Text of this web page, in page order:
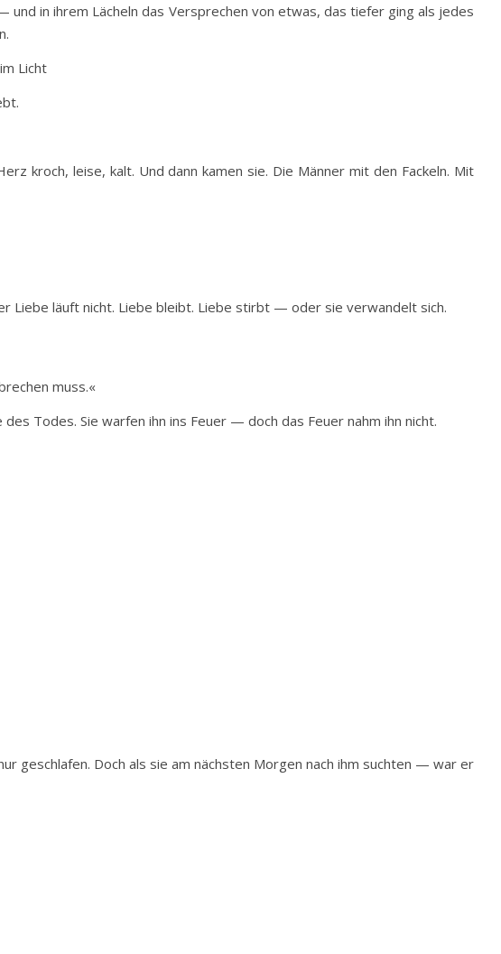
in ihrem Lächeln das Versprechen von etwas, das tiefer ging als jedes
Licht
kroch, leise, kalt. Und dann kamen sie. Die Männer mit den Fackeln. Mit
Liebe läuft nicht. Liebe bleibt. Liebe stirbt — oder sie verwandelt sich.
muss.«
Todes. Sie warfen ihn ins Feuer — doch das Feuer nahm ihn nicht.
geschlafen. Doch als sie am nächsten Morgen nach ihm suchten — war er